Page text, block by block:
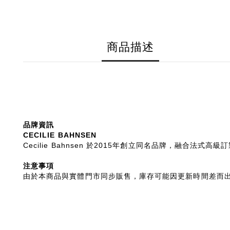
商品描述
品牌資訊
CECILIE BAHNSEN
Cecilie Bahnsen 於2015年創立同名品牌，融合法式高級
注意事項
由於本商品與實體門市同步販售，庫存可能因更新時間差而